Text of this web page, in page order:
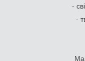
-
-